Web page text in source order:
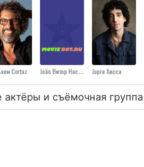
Cortaz Jоãо Витор Насцименто Jорге Хисса
актёры и съёмочная группа